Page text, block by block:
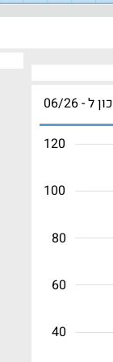
ל - 06/26
40
60
80
100
120